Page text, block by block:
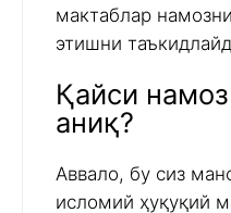
мактаблар
этишни
Қайси
аниқ?
Аввало, бу сиз
исломий ҳуқуқий